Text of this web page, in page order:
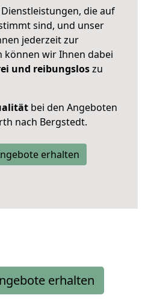
die auf
sind, und unser
jederzeit zur
können wir Ihnen dabei
und reibungsloszu
bei den Angeboten
nach Bergstedt.
erhalten
erhalten